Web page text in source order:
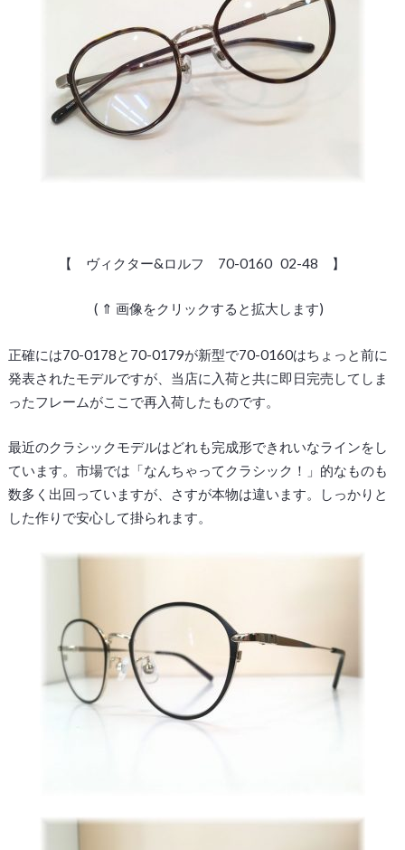
【 ヴィクター&ロルフ 70-0160 02-48 】
( ⇑ 画像をクリックすると拡大します)
正確には70-0178と70-0179が新型で70-0160はちょっと前に
発表されたモデルですが、当店に入荷と共に即日完売してしま
ったフレームがここで再入荷したものです。
最近のクラシックモデルはどれも完成形できれいなラインをし
ています。市場では「なんちゃってクラシック！」的なものも
数多く出回っていますが、さすが本物は違います。しっかりと
した作りで安心して掛られます。